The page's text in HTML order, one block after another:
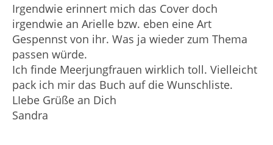
Irgendwie erinnert mich das Cover doch
irgendwie an Arielle bzw. eben eine Art
Gespennst von ihr. Was ja wieder zum Thema
passen würde.
Ich finde Meerjungfrauen wirklich toll. Vielleicht
pack ich mir das Buch auf die Wunschliste.
LIebe Grüße an Dich
Sandra